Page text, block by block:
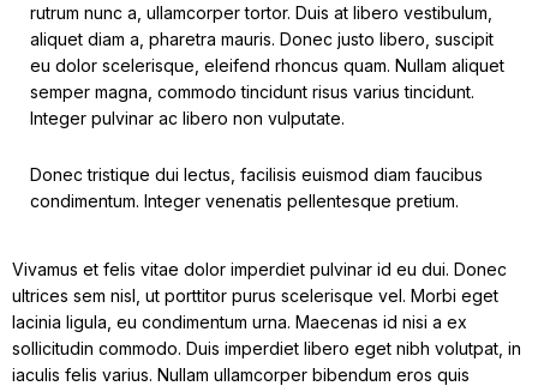
rutrum nunc a, ullamcorper tortor. Duis at libero vestibulum,
aliquet diam a, pharetra mauris. Donec justo libero, suscipit
eu dolor scelerisque, eleifend rhoncus quam. Nullam aliquet
semper magna, commodo tincidunt risus varius tincidunt.
Integer pulvinar ac libero non vulputate.
Donec tristique dui lectus, facilisis euismod diam faucibus
condimentum. Integer venenatis pellentesque pretium.
Vivamus et felis vitae dolor imperdiet pulvinar id eu dui. Donec
ultrices sem nisl, ut porttitor purus scelerisque vel. Morbi eget
lacinia ligula, eu condimentum urna. Maecenas id nisi a ex
sollicitudin commodo. Duis imperdiet libero eget nibh volutpat, in
iaculis felis varius. Nullam ullamcorper bibendum eros quis